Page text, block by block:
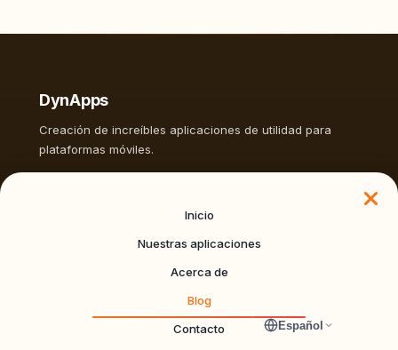
DynApps
Inicio
Nuestras aplicaciones
Acerca de
Blog
Contacto
Español
DynApps
Creación de increíbles aplicaciones de utilidad para
plataformas móviles.
Nuestras aplicaciones